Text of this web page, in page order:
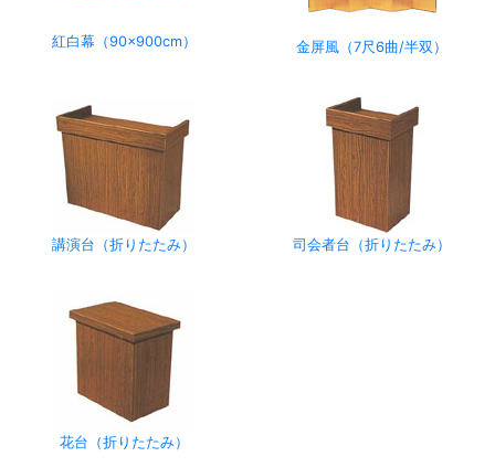
紅白幕（90×900cm） 金屏風（7尺6曲/半双）
講演台（折りたたみ） 司会者台（折りたたみ）
花台（折りたたみ）